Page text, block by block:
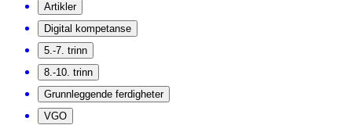
Artikler
Digital kompetanse
5.-7. trinn
8.-10. trinn
Grunnleggende ferdigheter
VGO